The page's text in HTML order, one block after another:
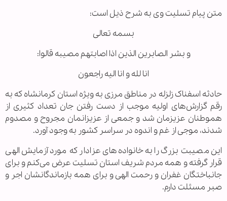
متن پیام تسلیت وی به شرح ذیل است:
بسمه تعالی
و بشر الصابرین الذین اذا اصابتهم مصیبه قالوا:
انا لله و انا الیه راجعون
حادثه اسفناک زلزله در مناطق مرزی به ویژه استان کرمانشاه که به
رقم گزارش‌های اولیه موجب از دست رفتن جان تعداد کثیری از
هموطنان عزیزمان شد و جمعی از عزیزانمان مجروح و مصدوم
شدند، موجی از غم و اندوه در سراسر کشور به وجود آورد.
این مصیبت بزرگ را به خانواده‌های عزادار که مورد آزمایش الهی
قرار گرفته و همه مردم شریف استان تسلیت عرض می‌کنم و برای
جانباختگان غفران و رحمت الهی و برای همه بازماندگانشان اجر و
صبر مسئلت دارم.